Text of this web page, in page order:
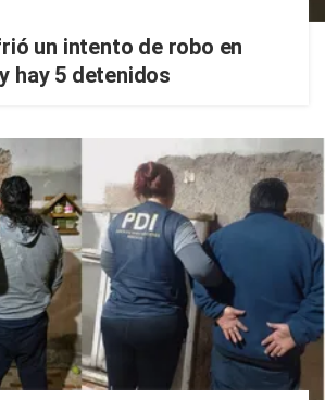
un intento de robo en
hay 5 detenidos